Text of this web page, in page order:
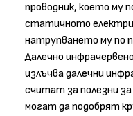
проводник, което му
статичното
натрупването му по
Далечно
излъчва далечни
считат за полезни
могат да подобрят